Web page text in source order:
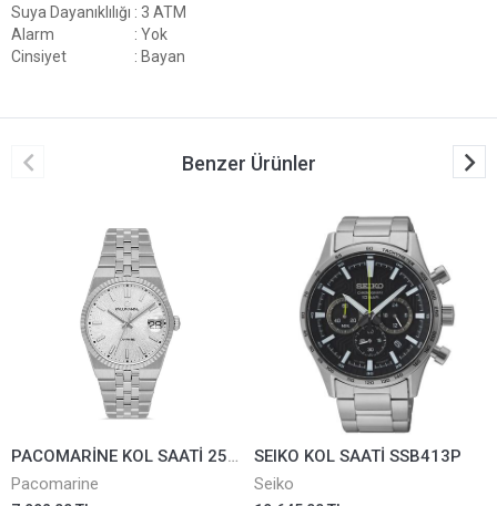
Suya Dayanıklılığı : 3 ATM
Alarm
: Yok
Cinsiyet
: Bayan
Benzer Ürünler
PACOMARİNE KOL SAATİ 25410-01
Pacomarine
SEIKO KOL SAATİ SSB413P
Seiko